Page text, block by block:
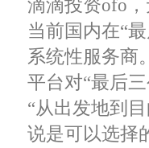
滴滴投资ofo
当前国内在“
系统性服务商
平台对“最后
“从出发地到
说是可以选择